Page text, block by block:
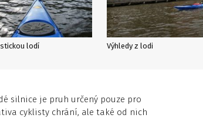
lodí Výhledy z lodi
silnice je pruh určený pouze pro
cyklisty chrání, ale také od nich